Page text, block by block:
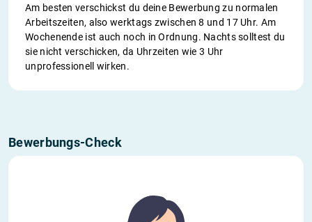
Am besten verschickst du deine Bewerbung zu normalen
Arbeitszeiten, also werktags zwischen 8 und 17 Uhr. Am
Wochenende ist auch noch in Ordnung. Nachts solltest du
sie nicht verschicken, da Uhrzeiten wie 3 Uhr
unprofessionell wirken.
Bewerbungs-Check